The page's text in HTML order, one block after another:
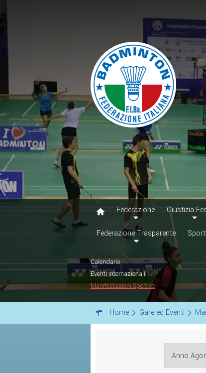
Federazione Giustizia
Federazione Trasparente
Calendario
Eventi Internazionali
Manifestazioni Sportive
Home Gare ed Eventi